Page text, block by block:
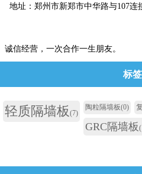
地址：郑州市新郑市中华路与107连
诚信经营，一次合作一生朋友。
标签
轻质隔墙板 (7)
陶粒隔墙板(0)
GRC隔墙板